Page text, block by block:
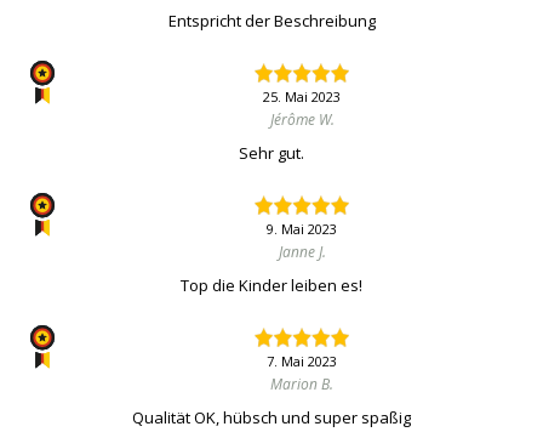
Entspricht der Beschreibung
25. Mai 2023
Jérôme W.
Sehr gut.
9. Mai 2023
Janne J.
Top die Kinder leiben es!
7. Mai 2023
Marion B.
Qualität OK, hübsch und super spaßig